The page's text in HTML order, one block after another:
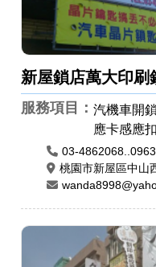
新屋鎖店萬大印刷
服務項目：汽機車開
應卡感應
汽車開鎖
胎毛筆，
印，藝術
章，原子
03-
桃園市新屋區中山